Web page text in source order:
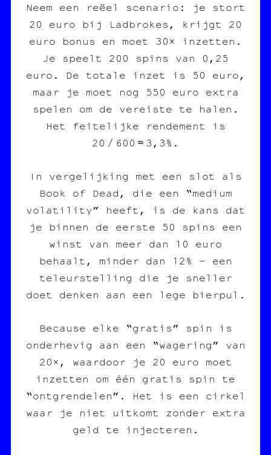
Neem een reëel scenario: je stort
20 euro bij Ladbrokes, krijgt 20
euro bonus en moet 30× inzetten.
Je speelt 200 spins van 0,25
euro. De totale inzet is 50 euro,
maar je moet nog 550 euro extra
spelen om de vereiste te halen.
Het feitelijke rendement is
20 / 600 ≈ 3,3%.
In vergelijking met een slot als
Book of Dead, die een “medium
volatility” heeft, is de kans dat
je binnen de eerste 50 spins een
winst van meer dan 10 euro
behaalt, minder dan 12% – een
teleurstelling die je sneller
doet denken aan een lege bierpul.
Because elke “gratis” spin is
onderhevig aan een “wagering” van
20×, waardoor je 20 euro moet
inzetten om één gratis spin te
“ontgrendelen”. Het is een cirkel
waar je niet uitkomt zonder extra
geld te injecteren.